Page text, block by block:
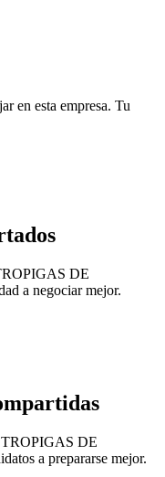
en esta empresa. Tu
DE
a negociar mejor.
TROPIGAS DE
a prepararse mejor.